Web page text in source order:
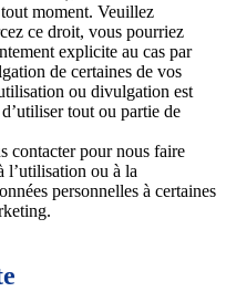
moment. Veuillez
ce droit, vous pourriez
explicite au cas par
de certaines de vos
ou divulgation est
tout ou partie de
contacter pour nous faire
l’utilisation ou à la
personnelles à certaines